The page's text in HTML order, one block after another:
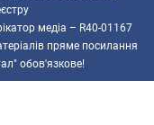
медіа – R40-01167
пряме посилання
обов'язкове!